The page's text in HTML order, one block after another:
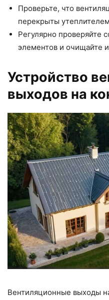
Проверьте, что
перекрыты
Регулярно проверяйте
элементов и очищайте
Устройство
выходов на
Вентиляционные выходы